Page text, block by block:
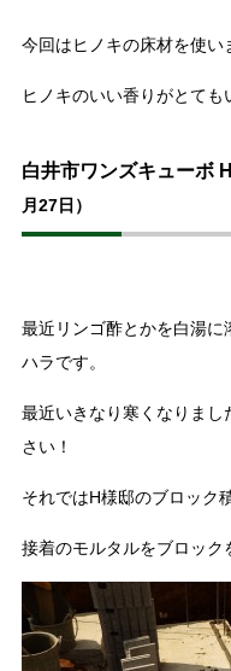
今回はヒノキの床材を使い
ヒノキのいい香りがとても
白井市ワンズキュー
月27日）
最近リンゴ酢とかを白湯に
ハラです。
最近いきなり寒くなりま
さい！
それではH様邸のブロック
接着のモルタルをブロック